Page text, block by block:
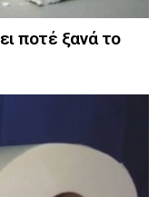
ποτέ ξανά το